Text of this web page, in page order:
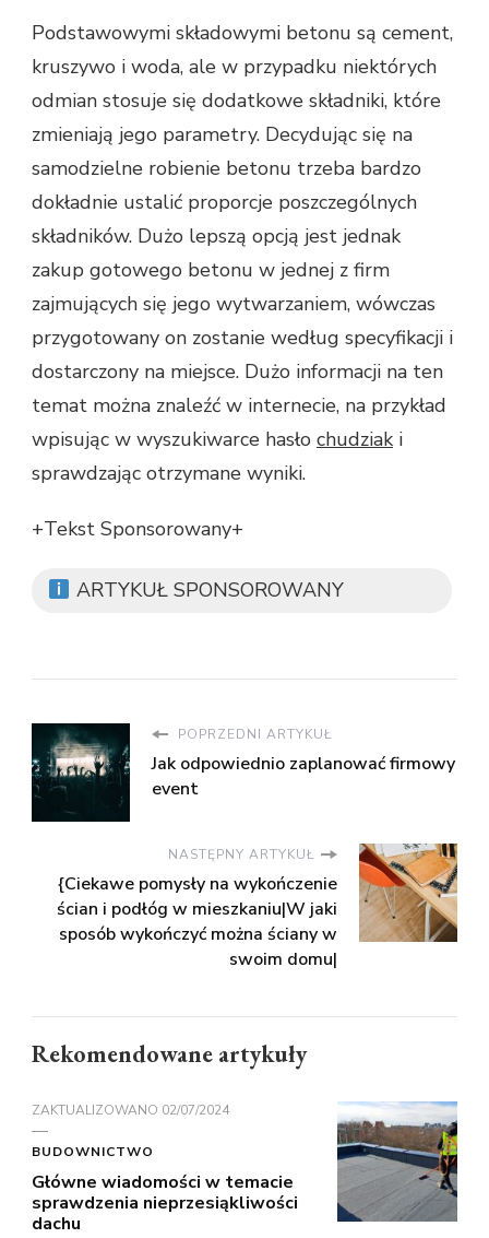
Podstawowymi składowymi betonu są cement,
kruszywo i woda, ale w przypadku niektórych
odmian stosuje się dodatkowe składniki, które
zmieniają jego parametry. Decydując się na
samodzielne robienie betonu trzeba bardzo
dokładnie ustalić proporcje poszczególnych
składników. Dużo lepszą opcją jest jednak
zakup gotowego betonu w jednej z firm
zajmujących się jego wytwarzaniem, wówczas
przygotowany on zostanie według specyfikacji i
dostarczony na miejsce. Dużo informacji na ten
temat można znaleźć w internecie, na przykład
wpisując w wyszukiwarce hasło chudziak i
sprawdzając otrzymane wyniki.
+Tekst Sponsorowany+
ARTYKUŁ SPONSOROWANY
POPRZEDNI ARTYKUŁ
Jak odpowiednio zaplanować firmowy
event
NASTĘPNY ARTYKUŁ
{Ciekawe pomysły na wykończenie
ścian i podłóg w mieszkaniu|W jaki
sposób wykończyć można ściany w
swoim domu|
Rekomendowane artykuły
ZAKTUALIZOWANO 02/07/2024
BUDOWNICTWO
Główne wiadomości w temacie
sprawdzenia nieprzesiąkliwości
dachu